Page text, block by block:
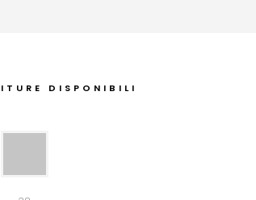
DISPONIBILI